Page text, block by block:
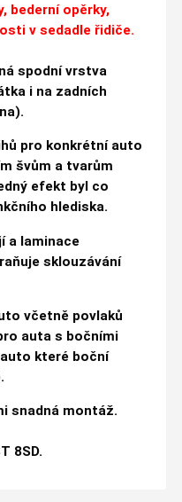
bederní opěrky,
v sedadle řidiče.
spodní vrstva
i na zadních
pro konkrétní auto
švům a tvarům
efekt byl co
hlediska.
a laminace
sklouzávání
včetně povlaků
auta s bočními
které boční
snadná montáž.
8SD.